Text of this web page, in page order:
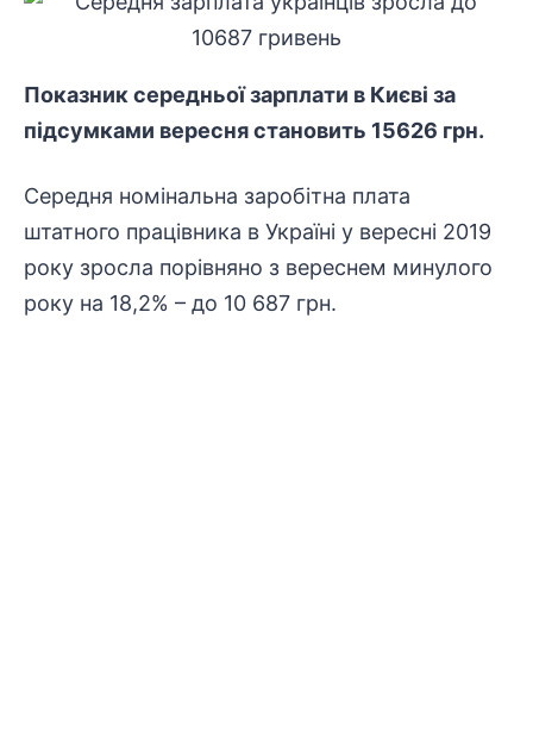
Показник середньої зарплати в Києві за
підсумками вересня становить 15626 грн.
Середня номінальна заробітна плата
штатного працівника в Україні у вересні 2019
року зросла порівняно з вереснем минулого
року на 18,2% – до 10 687 грн.